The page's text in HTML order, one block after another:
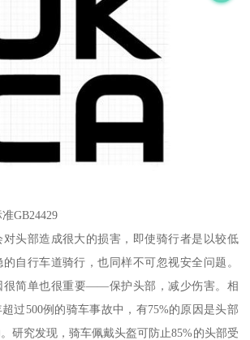
GB24429
头部造成很大的损害，即使骑行者是以较低
自行车道骑行，也同样不可忽视安全问题。
很简单也很重要——保护头部，减少伤害。相
过500例的骑车事故中，有75%的原因是头部
研究发现，骑车佩戴头盔可防止85%的头部受